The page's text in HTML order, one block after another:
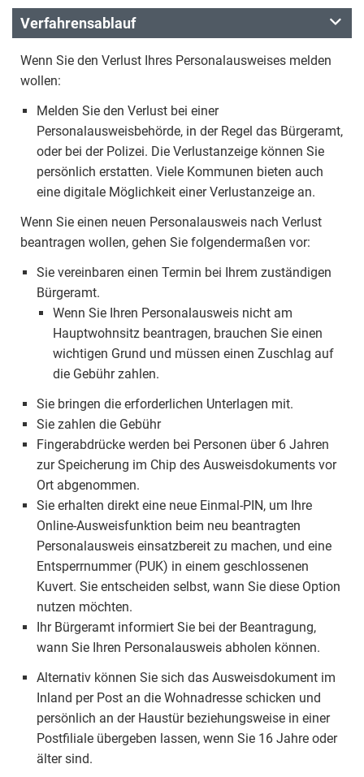
Verfahrensablauf
Wenn Sie den Verlust Ihres Personalausweises melden
wollen:
Melden Sie den Verlust bei einer
Personalausweisbehörde, in der Regel das Bürgeramt,
oder bei der Polizei. Die Verlustanzeige können Sie
persönlich erstatten. Viele Kommunen bieten auch
eine digitale Möglichkeit einer Verlustanzeige an.
Wenn Sie einen neuen Personalausweis nach Verlust
beantragen wollen, gehen Sie folgendermaßen vor:
Sie vereinbaren einen Termin bei Ihrem zuständigen
Bürgeramt.
Wenn Sie Ihren Personalausweis nicht am
Hauptwohnsitz beantragen, brauchen Sie einen
wichtigen Grund und müssen einen Zuschlag auf
die Gebühr zahlen.
Sie bringen die erforderlichen Unterlagen mit.
Sie zahlen die Gebühr
Fingerabdrücke werden bei Personen über 6 Jahren
zur Speicherung im Chip des Ausweisdokuments vor
Ort abgenommen.
Sie erhalten direkt eine neue Einmal-PIN, um Ihre
Online-Ausweisfunktion beim neu beantragten
Personalausweis einsatzbereit zu machen, und eine
Entsperrnummer (PUK) in einem geschlossenen
Kuvert. Sie entscheiden selbst, wann Sie diese Option
nutzen möchten.
Ihr Bürgeramt informiert Sie bei der Beantragung,
wann Sie Ihren Personalausweis abholen können.
Alternativ können Sie sich das Ausweisdokument im
Inland per Post an die Wohnadresse schicken und
persönlich an der Haustür beziehungsweise in einer
Postfiliale übergeben lassen, wenn Sie 16 Jahre oder
älter sind.